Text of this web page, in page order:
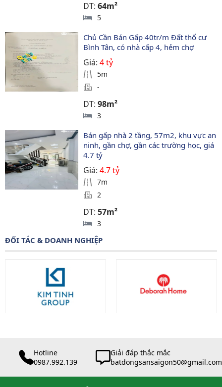
DT:64m²
5
Chủ Cần Bán Gấp 40tr/m Đất thổ cư
Bình Tân, có nhà cấp 4, hẻm chợ
Giá:4 tỷ
5m
-
DT:98m²
3
Bán gấp nhà 2 tầng, 57m2, khu vực an
ninh, gần chợ, gần các trường học, giá
4.7 tỷ
Giá:4.7 tỷ
7m
2
DT:57m²
3
ĐỐI TÁC & DOANH NGHIỆP
Hotline
0987.992.139
Giải đáp thắc mắc
batdongsansaigon50@gmail.com